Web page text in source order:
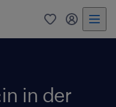
0 Mein
in der